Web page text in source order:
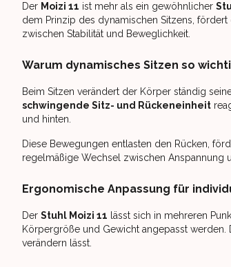
Der Moizi 11 ist mehr als ein gewöhnlicher
dem Prinzip des dynamischen Sitzens, fördert
zwischen Stabilität und Beweglichkeit.
Warum dynamisches Sitzen so
Beim Sitzen verändert der Körper ständig
schwingende Sitz- und Rückeneinheit
und hinten.
Diese Bewegungen entlasten den Rücken,
regelmäßige Wechsel zwischen Anspannung
Ergonomische Anpassung für
Der Stuhl Moizi 11 lässt sich in mehreren
Körpergröße und Gewicht angepasst
verändern lässt.